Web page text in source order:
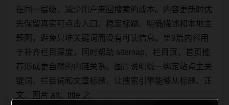
在同一层级，减少用户来回搜索的成本。内容更新时优
先保留真实可点击入口、稳定标题、明确描述和本地主
题图，避免只堆关键词而没有可读信息。第9篇内容用
于补齐栏目深度，同时帮助 sitemap、栏目页、首页推
荐形成更自然的内链关系。图片说明统一绑定站点主关
键词、栏目词和文章标题，让搜索引擎能够从标题、正
文、图片 alt、title 之